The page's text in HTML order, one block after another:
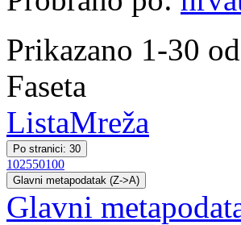
Prikazano 1-30
Faseta
ListaMreža
Po stranici: 30
102550100
Glavni metapodatak (Z->A)
Glavni